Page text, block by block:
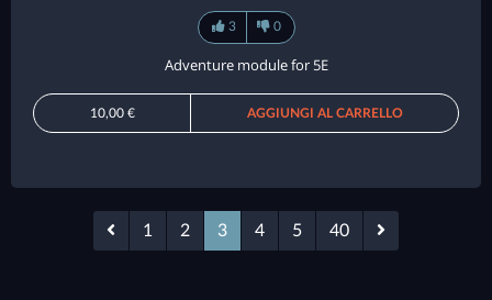
3 0
Adventure module for 5E
10,00 € AGGIUNGI AL CARRELLO
1 2 3 4 5 40